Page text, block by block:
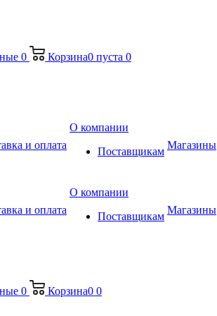
0 Корзина0 пуста 0
и оплата
О компании
Поставщикам
Магазины
и оплата
О компании
Поставщикам
Магазины
0 Корзина0 0